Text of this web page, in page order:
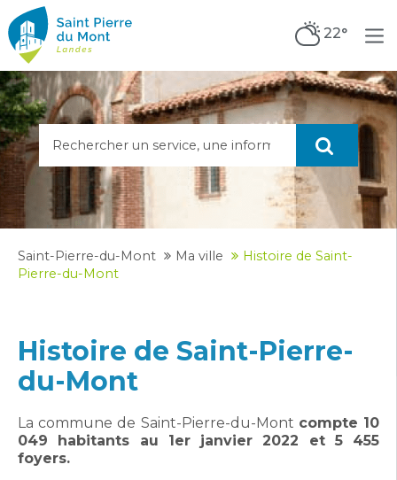
22°
Saint-Pierre-du-Mont Ma ville
Histoire de Saint-
Pierre-du-Mont
Histoire de Saint-Pierre-
du-Mont
La commune de Saint-Pierre-du-Mont compte 10
049 habitants au 1er janvier 2022 et 5 455
foyers.